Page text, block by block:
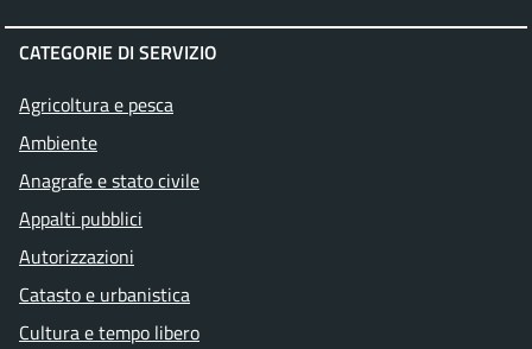
CATEGORIE DI SERVIZIO
Agricoltura e pesca
Ambiente
Anagrafe e stato civile
Appalti pubblici
Autorizzazioni
Catasto e urbanistica
Cultura e tempo libero